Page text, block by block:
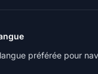
préférée pour